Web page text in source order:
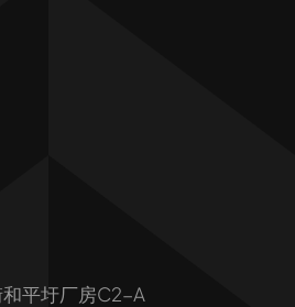
和平圩厂房C2-A